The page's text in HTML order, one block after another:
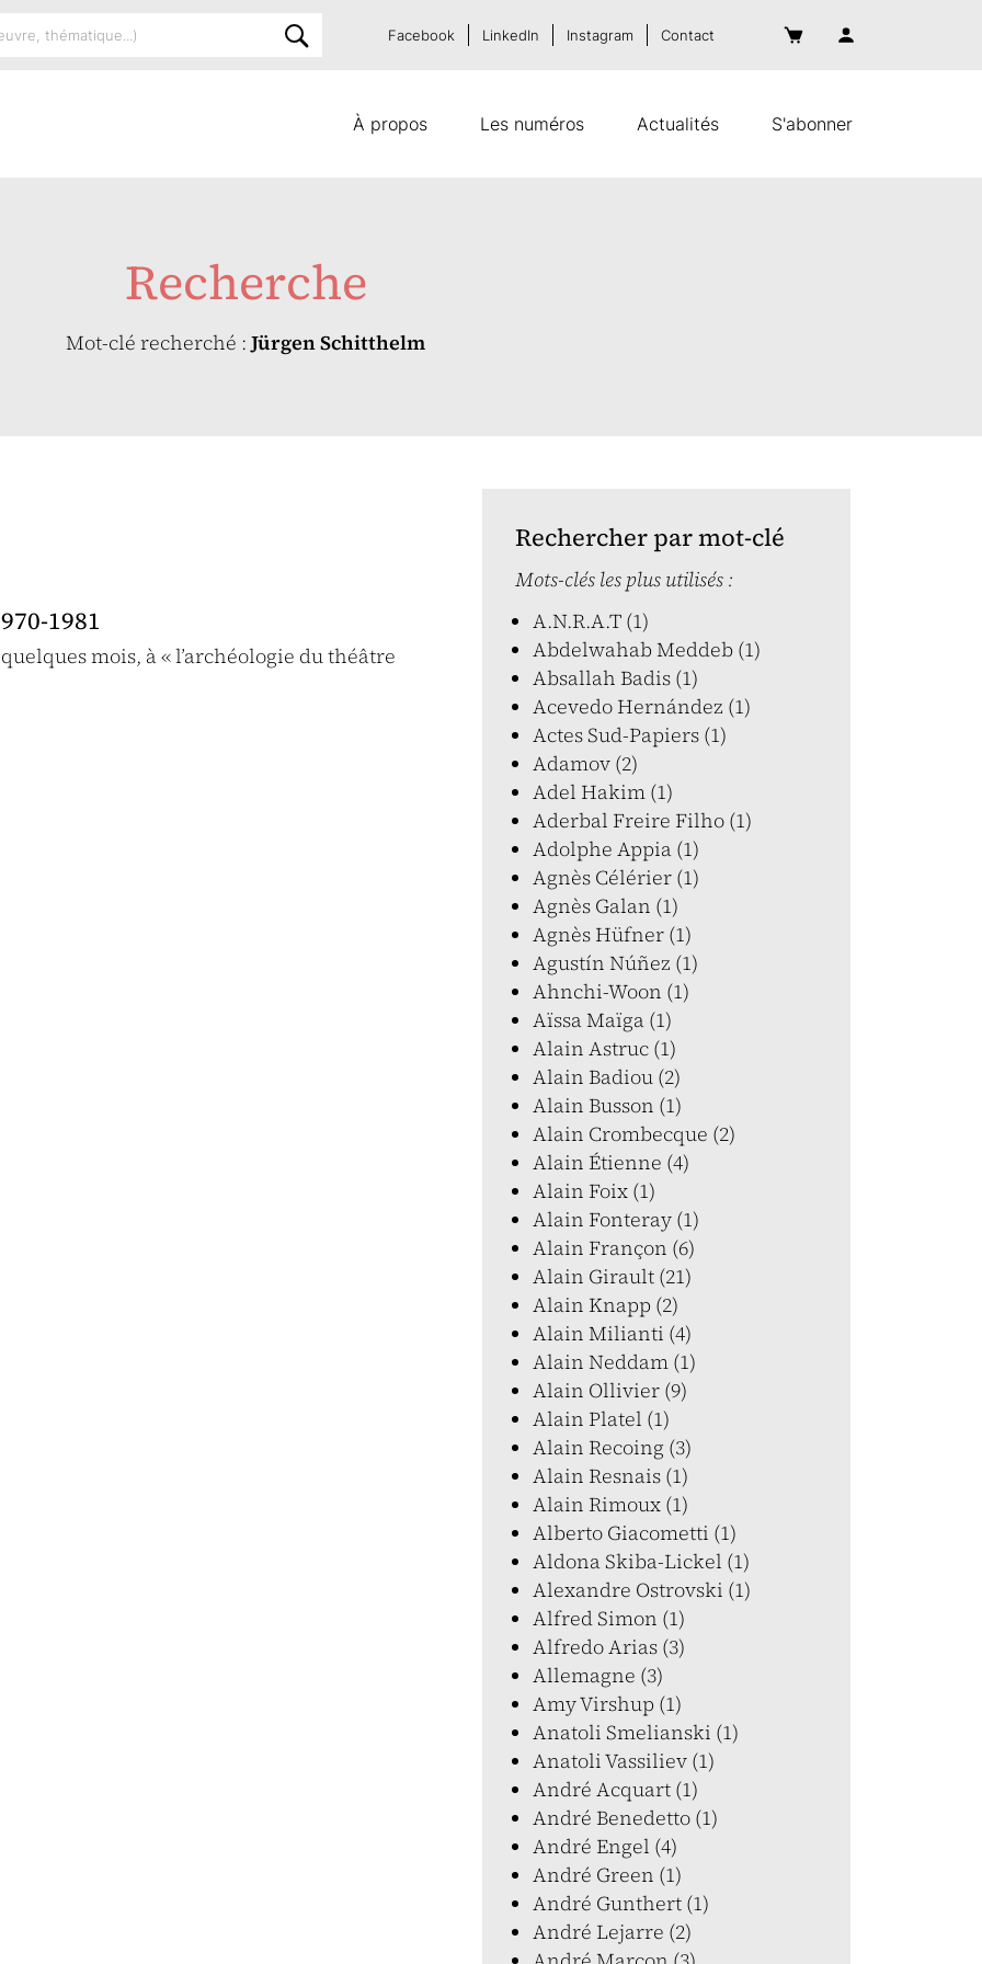
À propos Les numéros Actualités S'abonner
Facebook LinkedIn Instagram Contact
Recherche
Mot-clé recherché :Jürgen Schitthelm
1981
mois, à « l’archéologie du théâtre
Rechercher par mot-clé
Mots-clés les plus utilisés :
A.N.R.A.T (1)
Abdelwahab Meddeb (1)
Absallah Badis (1)
Acevedo Hernández (1)
Actes Sud-Papiers (1)
Adamov (2)
Adel Hakim (1)
Aderbal Freire Filho (1)
Adolphe Appia (1)
Agnès Célérier (1)
Agnès Galan (1)
Agnès Hüfner (1)
Agustín Núñez (1)
Ahnchi-Woon (1)
Aïssa Maïga (1)
Alain Astruc (1)
Alain Badiou (2)
Alain Busson (1)
Alain Crombecque (2)
Alain Étienne (4)
Alain Foix (1)
Alain Fonteray (1)
Alain Françon (6)
Alain Girault (21)
Alain Knapp (2)
Alain Milianti (4)
Alain Neddam (1)
Alain Ollivier (9)
Alain Platel (1)
Alain Recoing (3)
Alain Resnais (1)
Alain Rimoux (1)
Alberto Giacometti (1)
Aldona Skiba-Lickel (1)
Alexandre Ostrovski (1)
Alfred Simon (1)
Alfredo Arias (3)
Allemagne (3)
Amy Virshup (1)
Anatoli Smelianski (1)
Anatoli Vassiliev (1)
André Acquart (1)
André Benedetto (1)
André Engel (4)
André Green (1)
André Gunthert (1)
André Lejarre (2)